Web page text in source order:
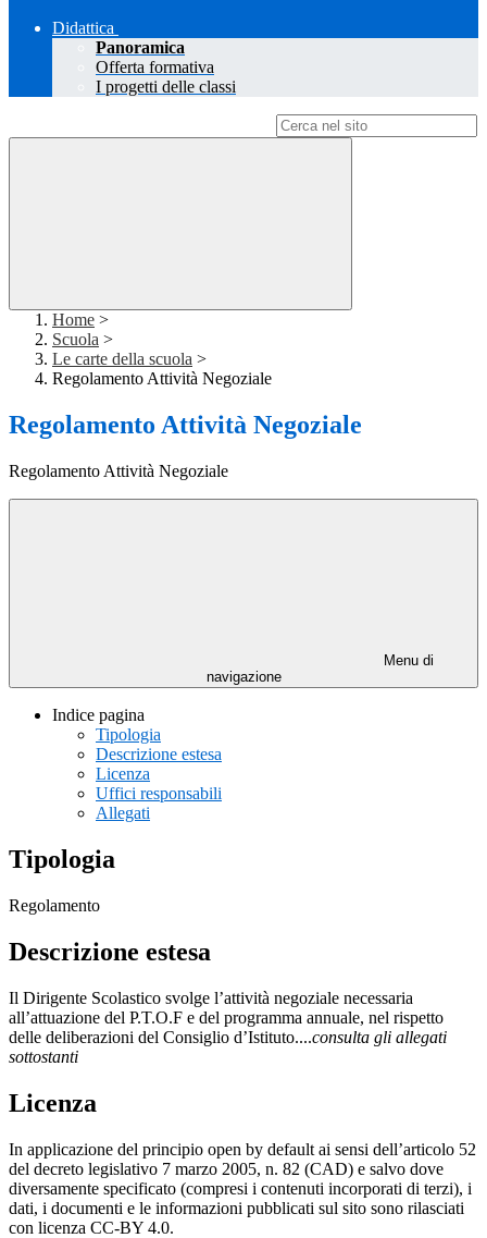
Didattica
Panoramica
Offerta formativa
I progetti delle classi
Home >
Scuola >
Le carte della scuola >
Regolamento Attività Negoziale
Regolamento Attività Negoziale
Regolamento Attività Negoziale
Menu di
navigazione
Indice pagina
Tipologia
Descrizione estesa
Licenza
Uffici responsabili
Allegati
Tipologia
Regolamento
Descrizione estesa
Il Dirigente Scolastico svolge l’attività negoziale necessaria
all’attuazione del P.T.O.F e del programma annuale, nel rispetto
delle deliberazioni del Consiglio d’Istituto....consulta gli allegati
sottostanti
Licenza
In applicazione del principio open by default ai sensi dell’articolo 52
del decreto legislativo 7 marzo 2005, n. 82 (CAD) e salvo dove
diversamente specificato (compresi i contenuti incorporati di terzi), i
dati, i documenti e le informazioni pubblicati sul sito sono rilasciati
con licenza CC-BY 4.0.